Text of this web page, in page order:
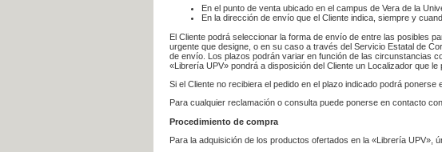
En el punto de venta ubicado en el campus de Vera de la
En la dirección de envío que el Cliente indica, siempre y
El Cliente podrá seleccionar la forma de envío de entre las posibles
urgente que designe, o en su caso a través del Servicio Estatal de
de envío. Los plazos podrán variar en función de las circunstancias
«Librería UPV» pondrá a disposición del Cliente un Localizador que
Si el Cliente no recibiera el pedido en el plazo indicado podrá
Para cualquier reclamación o consulta puede ponerse en contacto
Procedimiento de compra
Para la adquisición de los productos ofertados en la «Librería UPV»,